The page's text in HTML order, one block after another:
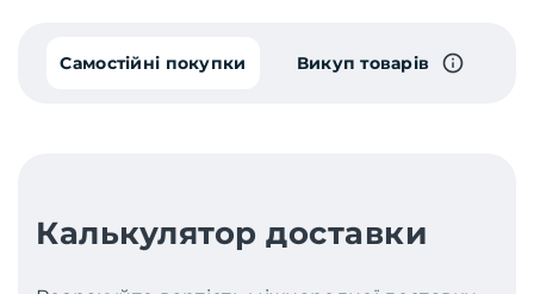
Самостійні покупки Викуп товарів
Калькулятор доставки